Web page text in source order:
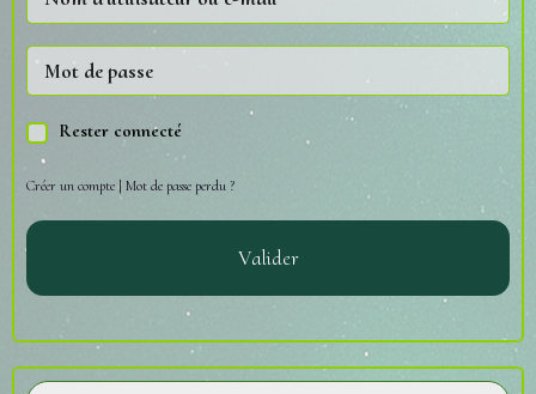
Rester connecté
Créer un compte|Mot de passe perdu ?
Valider